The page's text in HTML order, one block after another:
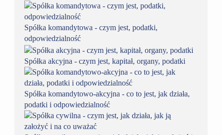
Spółka komandytowa - czym jest, podatki,
odpowiedzialność
Spółka akcyjna - czym jest, kapitał, organy, podatki
Spółka komandytowo-akcyjna - co to jest, jak działa,
podatki i odpowiedzialność